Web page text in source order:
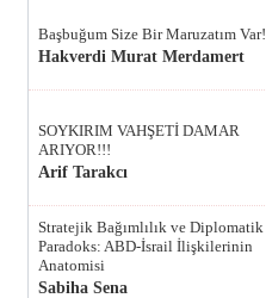
Başbuğum Size Bir Maruzatım Var!
Hakverdi Murat Merdamert
SOYKIRIM VAHŞETİ DAMAR
ARIYOR!!!
Arif Tarakcı
Stratejik Bağımlılık ve Diplomatik
Paradoks: ABD-İsrail İlişkilerinin
Anatomisi
Sabiha Sena